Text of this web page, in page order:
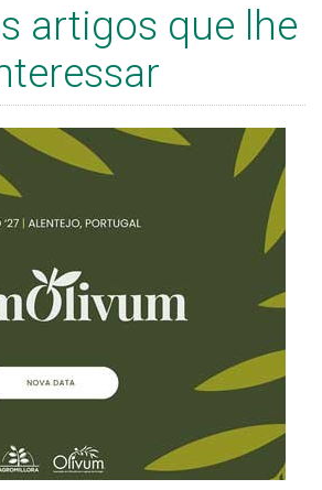
artigos que lhe